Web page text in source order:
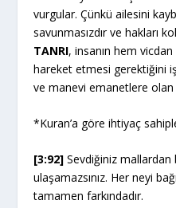
vurgular. Çünkü ailesini
savunmasızdır ve hakları
TANRI, insanın hem
hareket etmesi gerektiğini
ve manevi emanetlere olan
*Kuran’a göre ihtiyaç
[3:92]Sevdiğiniz mallardan
ulaşamazsınız. Her neyi
tamamen farkındadır.